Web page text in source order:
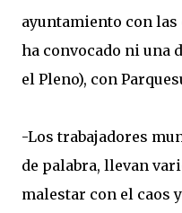
ayuntamiento con
ha convocado ni una
el Pleno), con
-Los trabajadores
de palabra, llevan
malestar con el caos